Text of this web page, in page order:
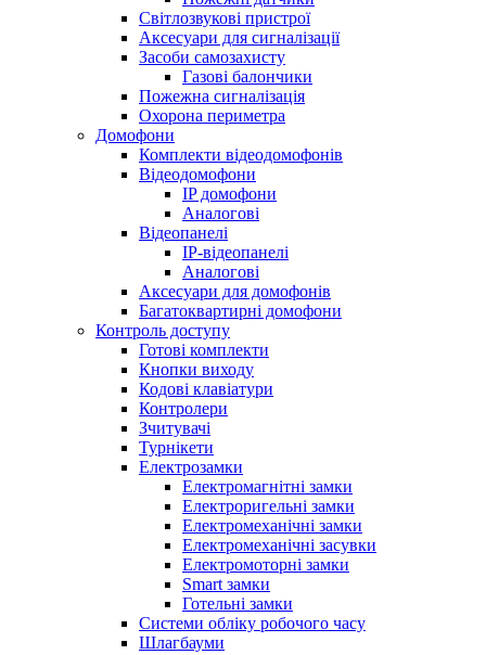
Світлозвукові пристрої
Аксесуари для сигналізації
Засоби самозахисту
Газові балончики
Пожежна сигналізація
Охорона периметра
Домофони
Комплекти відеодомофонів
Відеодомофони
IP домофони
Аналогові
Відеопанелі
IP-відеопанелі
Аналогові
Аксесуари для домофонів
Багатоквартирні домофони
Контроль доступу
Готові комплекти
Кнопки виходу
Кодові клавіатури
Контролери
Зчитувачі
Турнікети
Електрозамки
Електромагнітні замки
Електроригельні замки
Електромеханічні замки
Електромеханічні засувки
Електромоторні замки
Smart замки
Готельні замки
Системи обліку робочого часу
Шлагбауми